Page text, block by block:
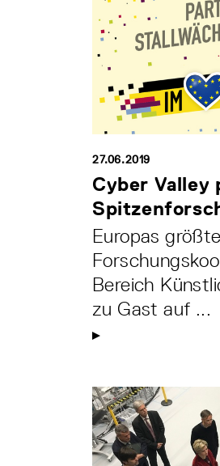
27.06.2019
Cyber Valley
Europas größte
Bereich
zu Gast auf ...